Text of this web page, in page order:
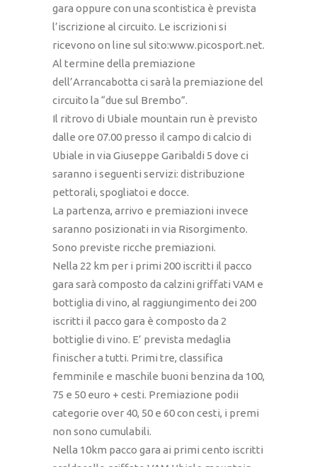
gara oppure con una scontistica è prevista
l’iscrizione al circuito. Le iscrizioni si
ricevono on line sul sito:www.picosport.net.
Al termine della premiazione
dell’Arrancabotta ci sarà la premiazione del
circuito la “due sul Brembo”.
Il ritrovo di Ubiale mountain run è previsto
dalle ore 07.00 presso il campo di calcio di
Ubiale in via Giuseppe Garibaldi 5 dove ci
saranno i seguenti servizi: distribuzione
pettorali, spogliatoi e docce.
La partenza, arrivo e premiazioni invece
saranno posizionati in via Risorgimento.
Sono previste ricche premiazioni.
Nella 22 km per i primi 200 iscritti il pacco
gara sarà composto da calzini griffati VAM e
bottiglia di vino, al raggiungimento dei 200
iscritti il pacco gara è composto da 2
bottiglie di vino. E’ prevista medaglia
finischer a tutti. Primi tre, classifica
femminile e maschile buoni benzina da 100,
75 e 50 euro + cesti. Premiazione podii
categorie over 40, 50 e 60 con cesti, i premi
non sono cumulabili.
Nella 10km pacco gara ai primi cento iscritti